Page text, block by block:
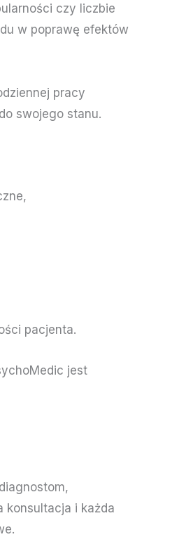
czy liczbie
w poprawę efektów
pracy
swojego stanu.
pacjenta.
jest
konsultacja i każda